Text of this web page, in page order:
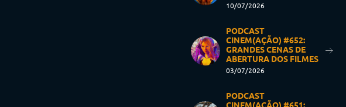
10/07/2026
PODCAST
CINEM(AÇÃO) #652:
GRANDES CENAS DE
ABERTURA DOS FILMES
03/07/2026
PODCAST